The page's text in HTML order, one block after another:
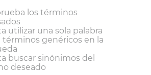
los términos
utilizar una sola palabra
términos genéricos en la
buscar sinónimos del
deseado